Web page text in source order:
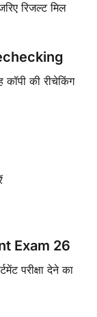
रिजल्ट मिल
की रीचेकिंग
Exam 26
परीक्षा देने का